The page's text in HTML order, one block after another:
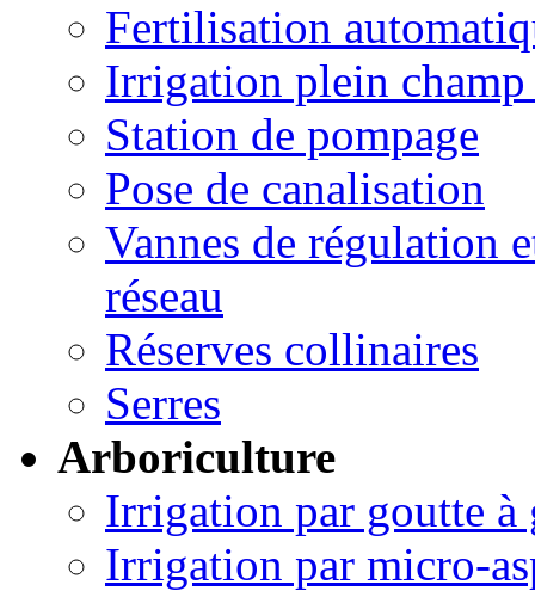
Fertilisation
Irrigation plein champ
Station de pompage
Pose de canalisation
Vannes de régulation
réseau
Réserves collinaires
Serres
Arboriculture
Irrigation par goutte à
Irrigation par micro-